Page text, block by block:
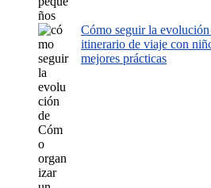
Cómo seguir la
itinerario de viaje con
mejores prácticas